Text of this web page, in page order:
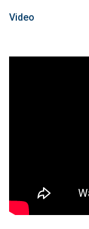
Video